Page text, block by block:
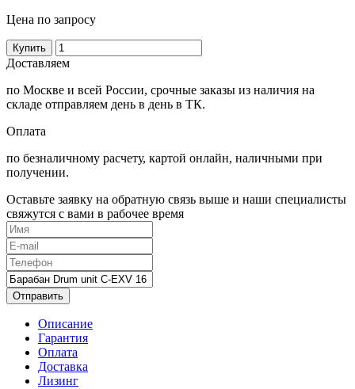
Цена по запросу
Купить
Доставляем
по Москве и всей России, срочные заказы из наличия на
складе отправляем день в день в ТК.
Оплата
по безналичному расчету, картой онлайн, наличными при
получении.
Оставьте заявку на обратную связь выше и наши специалисты
свяжутся с вами в рабочее время
Отправить
Описание
Гарантия
Оплата
Доставка
Лизинг